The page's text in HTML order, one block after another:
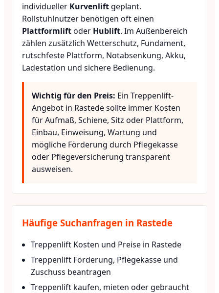
individueller Kurvenlift geplant.
Rollstuhlnutzer benötigen oft einen
Plattformliftoder Hublift. Im Außenbereich
zählen zusätzlich Wetterschutz, Fundament,
rutschfeste Plattform, Notabsenkung, Akku,
Ladestation und sichere Bedienung.
Wichtig für den Preis: Ein Treppenlift-
Angebot in Rastede sollte immer Kosten
für Aufmaß, Schiene, Sitz oder Plattform,
Einbau, Einweisung, Wartung und
mögliche Förderung durch Pflegekasse
oder Pflegeversicherung transparent
ausweisen.
Häufige Suchanfragen in Rastede
Treppenlift Kosten und Preise in Rastede
Treppenlift Förderung, Pflegekasse und
Zuschuss beantragen
Treppenlift kaufen, mieten oder gebraucht